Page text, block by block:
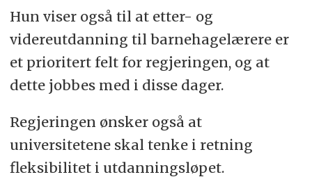
Hun viser også til at etter- og
videreutdanning til barnehagelærere er
et prioritert felt for regjeringen, og at
dette jobbes med i disse dager.
Regjeringen ønsker også at
universitetene skal tenke i retning
fleksibilitet i utdanningsløpet.